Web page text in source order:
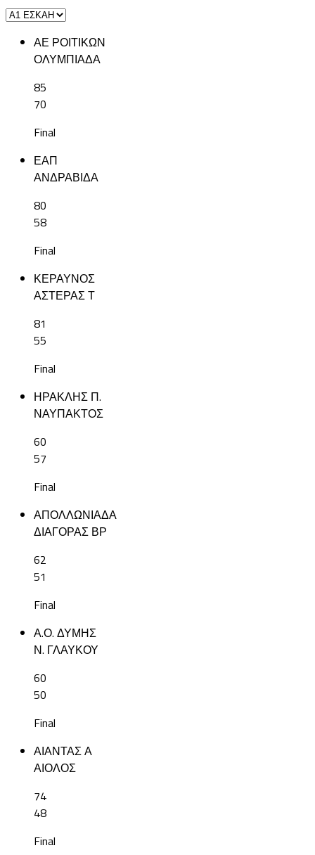
ΑΕ ΡΟΙΤΙΚΩΝ
ΟΛΥΜΠΙΑΔΑ
85
70
Final
ΕΑΠ
ΑΝΔΡΑΒΙΔΑ
80
58
Final
ΚΕΡΑΥΝΟΣ
ΑΣΤΕΡΑΣ Τ
81
55
Final
ΗΡΑΚΛΗΣ Π.
ΝΑΥΠΑΚΤΟΣ
60
57
Final
ΑΠΟΛΛΩΝΙΑΔΑ
ΔΙΑΓΟΡΑΣ ΒΡ
62
51
Final
Α.Ο. ΔΥΜΗΣ
Ν. ΓΛΑΥΚΟΥ
60
50
Final
ΑΙΑΝΤΑΣ Α
ΑΙΟΛΟΣ
74
48
Final